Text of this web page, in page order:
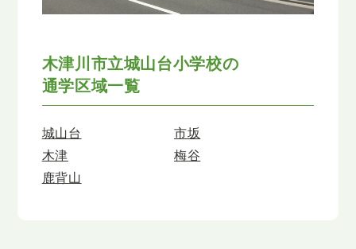
木津川市立城山台小学校の
通学区域一覧
城山台
市坂
木津
梅谷
鹿背山